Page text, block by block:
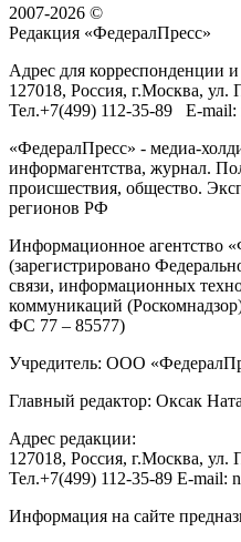
2007-2026 ©
Редакция «ФедералПресс»
Адрес для корреспонденции и
127018, Россия, г.Москва, ул.
Тел.+7(499) 112-35-89 E-mail:
«ФедералПресс» - медиа-
информагентства, журнал.
происшествия, общество.
регионов РФ
Информационное агентство
(зарегистрировано
связи, информационных
коммуникаций
ФС 77 – 85577)
Учредитель: ООО
Главный редактор: Оксак
Адрес редакции:
127018, Россия, г.Москва, ул.
Тел.+7(499) 112-35-89 E-mail:
Информация на сайте